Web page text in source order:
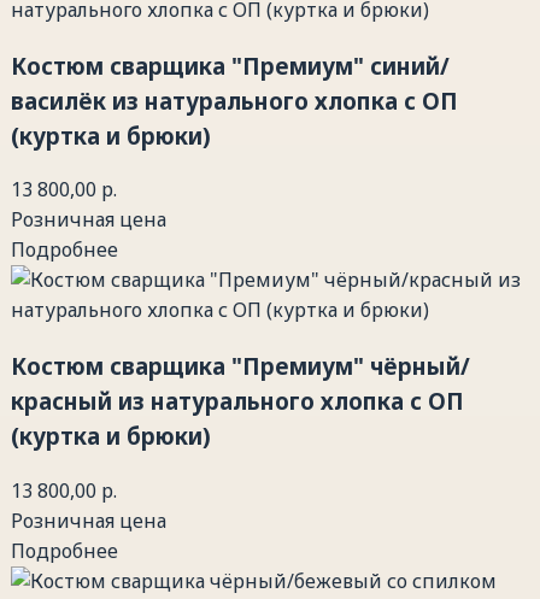
Костюм сварщика "Премиум" синий/
василёк из натурального хлопка с ОП
(куртка и брюки)
13 800,00 р.
Розничная цена
Подробнее
Костюм сварщика "Премиум" чёрный/
красный из натурального хлопка с ОП
(куртка и брюки)
13 800,00 р.
Розничная цена
Подробнее